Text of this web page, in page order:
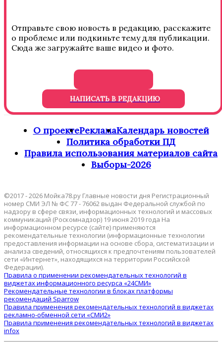
Отправьте свою новость в редакцию, расскажите
о проблеме или подкиньте тему для публикации.
Сюда же загружайте ваше видео и фото.
НАПИСАТЬ В РЕДАКЦИЮ
О проектеРекламаКалендарь новостей
Политика обработки ПД
Правила использования материалов сайта
Выборы-2026
©2017 - 2026 Мойка78.ру Главные новости дня Регистрационный
номер СМИ ЭЛ № ФС 77 - 76062 выдан Федеральной службой по
надзору в сфере связи, информационных технологий и массовых
коммуникаций (Роскомнадзор) 19 июня 2019 года На
информационном ресурсе (сайте) применяются
рекомендательные технологии (информационные технологии
предоставления информации на основе сбора, систематизации и
анализа сведений, относящихся к предпочтениям пользователей
сети «Интернет», находящихся на территории Российской
Федерации).
Правила о применении рекомендательных технологий в
виджетах информационного ресурса «24СМИ»
Рекомендательные технологии в блоках платформы
рекомендаций Sparrow
Правила применения рекомендательных технологий в виджетах
рекламно-обменной сети «СМИ2»
Правила применения рекомендательных технологий в виджетах
infox